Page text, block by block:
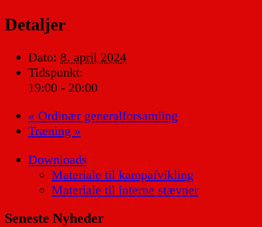
Detaljer
Dato: 8. april 2024
Tidspunkt:
19:00 - 20:00
« Ordinær generalforsamling
Træning »
Downloads
Materiale til kampafvikling
Materiale til interne stævner
Seneste Nyheder